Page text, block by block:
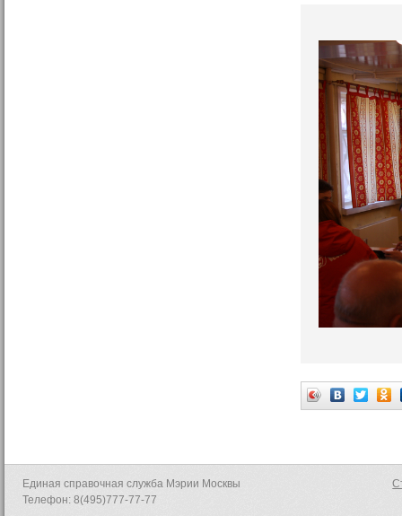
Единая справочная служба Мэрии Москвы
Телефон: 8(495)777-77-77